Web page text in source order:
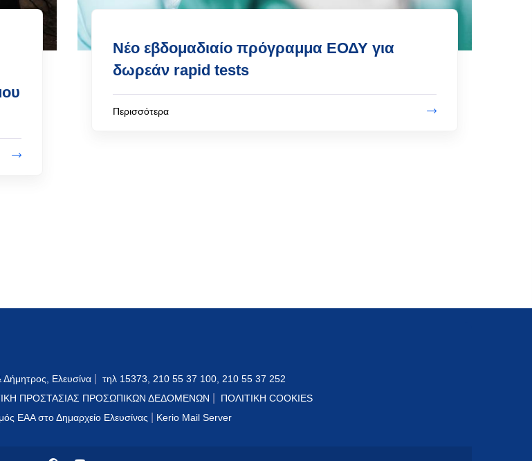
Νέο εβδομαδιαίο πρόγραμμα ΕΟΔΥ για
δωρεάν rapid tests
Περισσότερα
Δήμητρος, Ελευσίνα
τηλ 15373, 210 55 37 100, 210 55 37 252
ΠΡΟΣΤΑΣΙΑΣ ΠΡΟΣΩΠΙΚΩΝ ΔΕΔΟΜΕΝΩΝ
ΠΟΛΙΤΙΚΗ COOKIES
ΕΑΑ στο Δημαρχείο Ελευσίνας
Kerio Mail Server